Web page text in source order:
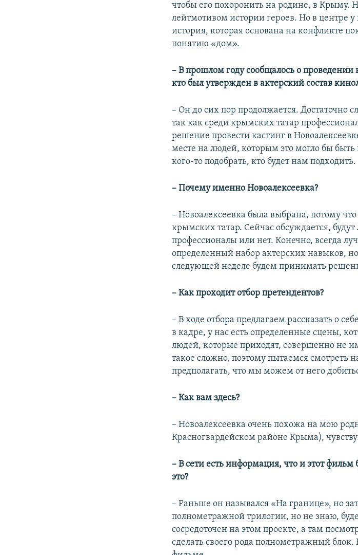
чтобы его похоронить на родине, в Крыму.
лейтмотивом истории героев. Но в центре у
история, которая основана на конфликте
понятию «дом».
– В прошлом году сообщалось о
кто был утвержден в актерский состав
– Он до сих пор продолжается. Достаточно
так как среди крымских татар
решение провести кастинг в
месте на людей, которым это могло бы
кого-то подобрать, кто будет нам подходить.
– Почему именно Новоалексеевка?
– Новоалексеевка была выбрана, потому
крымских татар. Сейчас обсуждается,
профессионалы или нет. Конечно, всегда
определенный набор актерских навыков,
следующей неделе будем принимать
– Как проходит отбор претендентов?
– В ходе отбора предлагаем рассказать о
в кадре, у нас есть определенные сцены,
людей, которые приходят, совершенно не
такое сложно, поэтому пытаемся смотреть
предполагать, что мы можем от него
– Как вам здесь?
– Новоалексеевка очень похожа на мою
Красногвардейском районе Крыма),
– В сети есть информация, что и этот
это?
– Раньше он назывался «На границе», но
полнометражной трилогии, но не знаю,
сосредоточен на этом проекте, а там
сделать своего рода полнометражный